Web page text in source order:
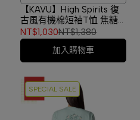
【KAVU】High Spirits 復
古風有機棉短袖T恤 焦糖
化 #2243
NT$1,030NT$1,380
加入購物車
SPECIAL SALE